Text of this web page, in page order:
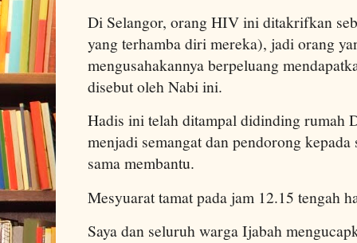
Di Selangor, orang HIV ini ditakrifkan
yang terhamba diri mereka), jadi orang
mengusahakannya berpeluang
disebut oleh Nabi ini.
Hadis ini telah ditampal didinding rumah
menjadi semangat dan pendorong kepada
sama membantu.
Mesyuarat tamat pada jam 12.15 tengah
Saya dan seluruh warga Ijabah